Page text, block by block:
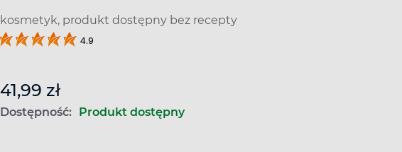
kosmetyk, produkt dostępny bez recepty
4.9
41,99 zł
Dostępność: Produkt dostępny